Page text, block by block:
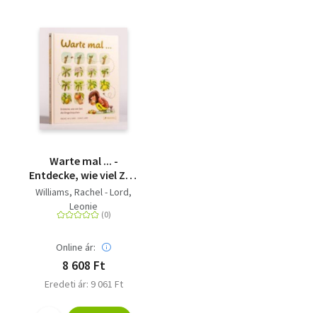
Warte mal ... -
Entdecke, wie viel Zeit
die Dinge brauchen;
ein Sachbilderbuch für
Kinder ab 5 Jahren -
dem
JugendSachbuchPreis
2025
Williams, Rachel - Lord,
Leonie
Online ár:
8 608 Ft
Eredeti ár: 9 061 Ft